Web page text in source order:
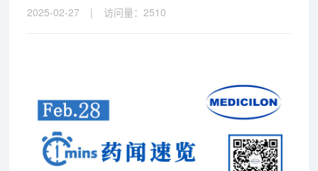
2025-02-27 | 访问量： 2510